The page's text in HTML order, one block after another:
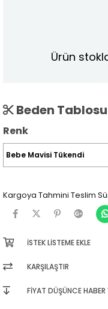
Ürün
Beden Tablosu
Renk
Kargoya Tahmini Teslim
İSTEK LISTEME EKLE
KARŞILAŞTIR
FIYAT DÜŞÜNCE HABER